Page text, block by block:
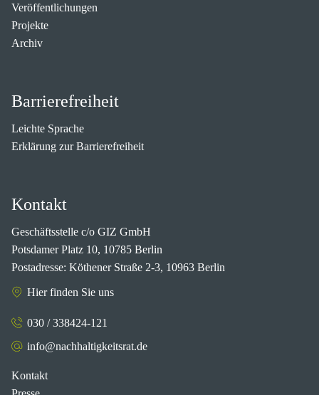
Veröffentlichungen
Projekte
Archiv
Barrierefreiheit
Leichte Sprache
Erklärung zur Barrierefreiheit
Kontakt
Geschäftsstelle c/o GIZ GmbH
Potsdamer Platz 10, 10785 Berlin
Postadresse: Köthener Straße 2-3, 10963 Berlin
Hier finden Sie uns
030 / 338424-121
info@nachhaltigkeitsrat.de
Kontakt